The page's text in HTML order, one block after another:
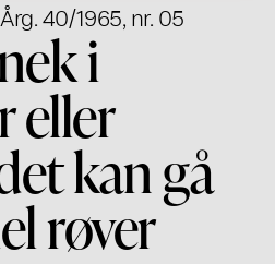
40/1965, nr. 05
i
eller
kan gå
røver